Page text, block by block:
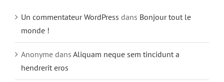
Un commentateur WordPress dans Bonjour tout le
monde !
Anonyme dans Aliquam neque sem tincidunt a
hendrerit eros